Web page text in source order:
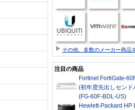
その他、多数のメーカー商品
注目の商品
Fortinet FortiGate-
(初年度先出しセンド
(FG-60F-BDL-US)
Hewlett-Packard HP